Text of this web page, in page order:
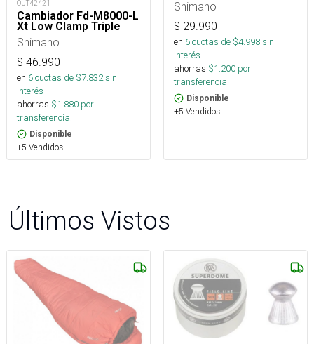
OUT42421
Cambiador Fd-M8000-L
Xt Low Clamp Triple
Shimano
$ 46.990
en 6cuotas de $7.832sin
interés
ahorras $1.880 por
transferencia.
Disponible
+5 Vendidos
Shimano
$ 29.990
en 6cuotas de $4.998sin
interés
ahorras $1.200 por
transferencia.
Disponible
+5 Vendidos
Últimos Vistos